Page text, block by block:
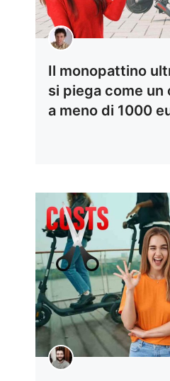
Il monopattino
si piega come un
a meno di 1000